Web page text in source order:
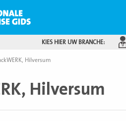
KIES HIER UW BRANCHE:
Hilversum
Hilversum